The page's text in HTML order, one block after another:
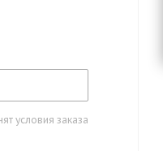
условия заказа